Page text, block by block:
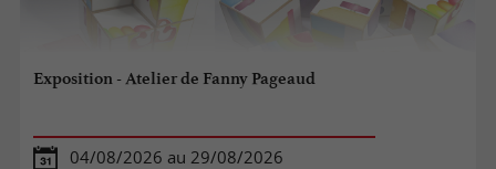
Exposition - Atelier de Fanny Pageaud
04/08/2026 au 29/08/2026